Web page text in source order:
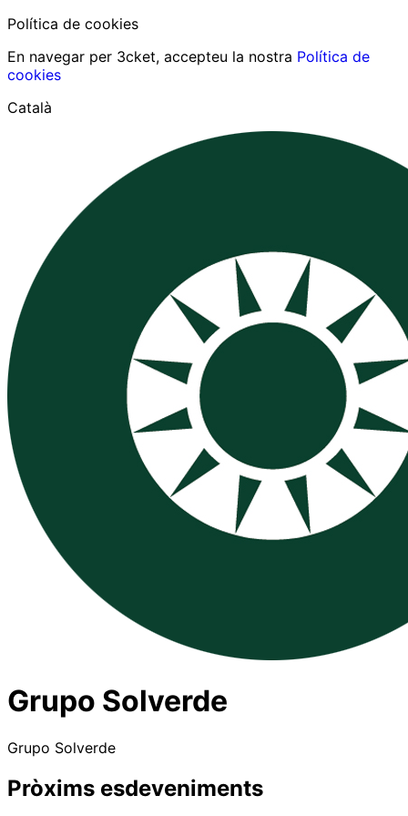
Política de cookies
En navegar per 3cket, accepteu la nostra Política de
cookies
Català
Grupo Solverde
Grupo Solverde
Pròxims esdeveniments